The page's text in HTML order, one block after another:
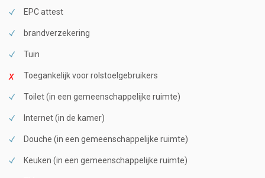
EPC attest
brandverzekering
Tuin
Toegankelijk voor rolstoelgebruikers
Toilet (in een gemeenschappelijke ruimte)
Internet (in de kamer)
Douche (in een gemeenschappelijke ruimte)
Keuken (in een gemeenschappelijke ruimte)